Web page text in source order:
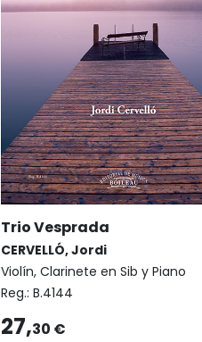
Trio Vesprada
CERVELLÓ, Jordi
Violín, Clarinete en Sib y Piano
Reg.: B.4144
27,30 €